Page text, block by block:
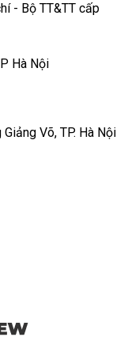
- Bộ TT&TT cấp
Hà Nội
Võ, TP. Hà Nội